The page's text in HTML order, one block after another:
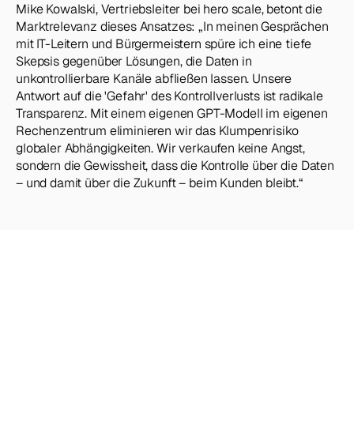
Mike Kowalski, Vertriebsleiter bei hero scale, betont die
Marktrelevanz dieses Ansatzes: „In meinen Gesprächen
mit IT-Leitern und Bürgermeistern spüre ich eine tiefe
Skepsis gegenüber Lösungen, die Daten in
unkontrollierbare Kanäle abfließen lassen. Unsere
Antwort auf die 'Gefahr' des Kontrollverlusts ist radikale
Transparenz. Mit einem eigenen GPT-Modell im eigenen
Rechenzentrum eliminieren wir das Klumpenrisiko
globaler Abhängigkeiten. Wir verkaufen keine Angst,
sondern die Gewissheit, dass die Kontrolle über die Daten
– und damit über die Zukunft – beim Kunden bleibt.“